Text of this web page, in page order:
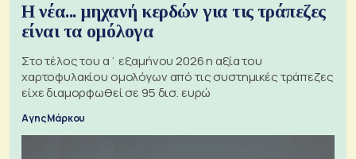
Η νέα... μηχανή κερδών για τις τράπεζες
είναι τα ομόλογα
Στο τέλος του α΄ εξαμήνου 2026 η αξία του
χαρτοφυλακίου ομολόγων από τις συστημικές τράπεζες
είχε διαμορφωθεί σε 95 δισ. ευρώ
Αγης Μάρκου